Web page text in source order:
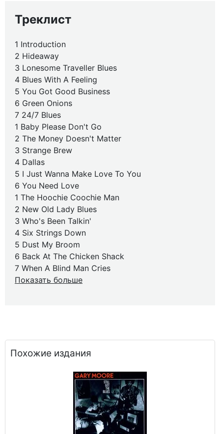
Треклист
1 Introduction
2 Hideaway
3 Lonesome Traveller Blues
4 Blues With A Feeling
5 You Got Good Business
6 Green Onions
7 24/7 Blues
1 Baby Please Don't Go
2 The Money Doesn't Matter
3 Strange Brew
4 Dallas
5 I Just Wanna Make Love To You
6 You Need Love
1 The Hoochie Coochie Man
2 New Old Lady Blues
3 Who's Been Talkin'
4 Six Strings Down
5 Dust My Broom
6 Back At The Chicken Shack
7 When A Blind Man Cries
Показать больше
Похожие издания